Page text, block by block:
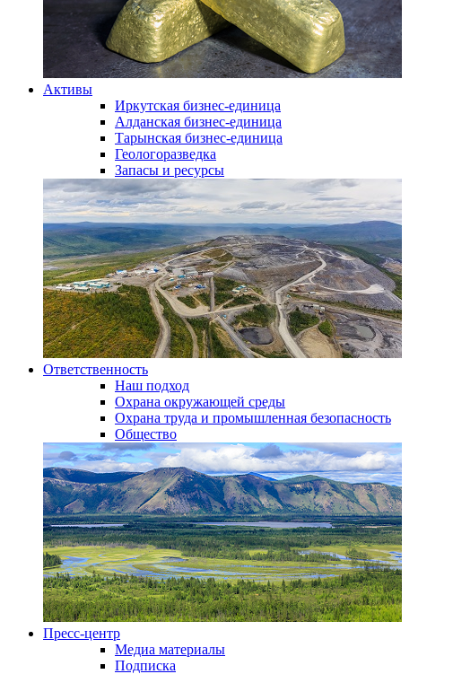
Активы
Иркутская бизнес-единица
Алданская бизнес-единица
Тарынская бизнес-единица
Геологоразведка
Запасы и ресурсы
Ответственность
Наш подход
Охрана окружающей среды
Охрана труда и промышленная безопасность
Общество
Пресс-центр
Медиа материалы
Подписка